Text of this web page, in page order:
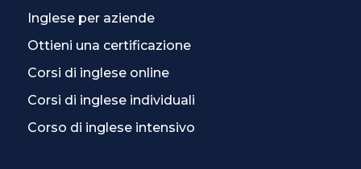
Inglese per aziende
Ottieni una certificazione
Corsi di inglese online
Corsi di inglese individuali
Corso di inglese intensivo